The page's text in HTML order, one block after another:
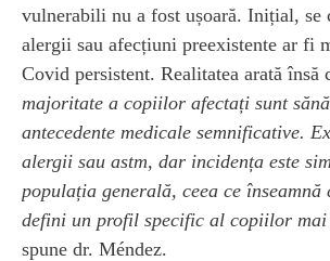
vulnerabili nu a fost ușoară. Inițial, se
alergii sau afecțiuni preexistente ar fi
Covid persistent. Realitatea arată însă
majoritate a copiilor afectați sunt
antecedente medicale semnificative.
alergii sau astm, dar incidența este
populația generală, ceea ce înseamnă
defini un profil specific al copiilor
spune dr. Méndez.